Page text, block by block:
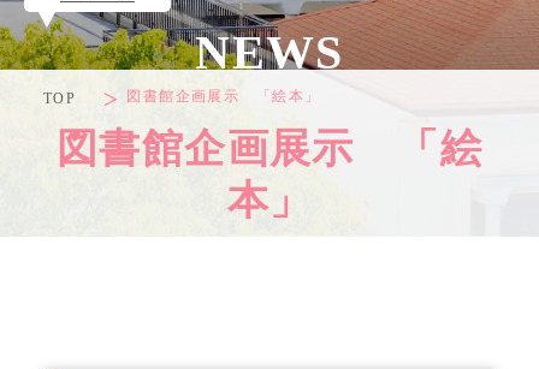
TOP 図書館企画展示 「絵本」
図書館企画展示 「絵
本」
NEWS